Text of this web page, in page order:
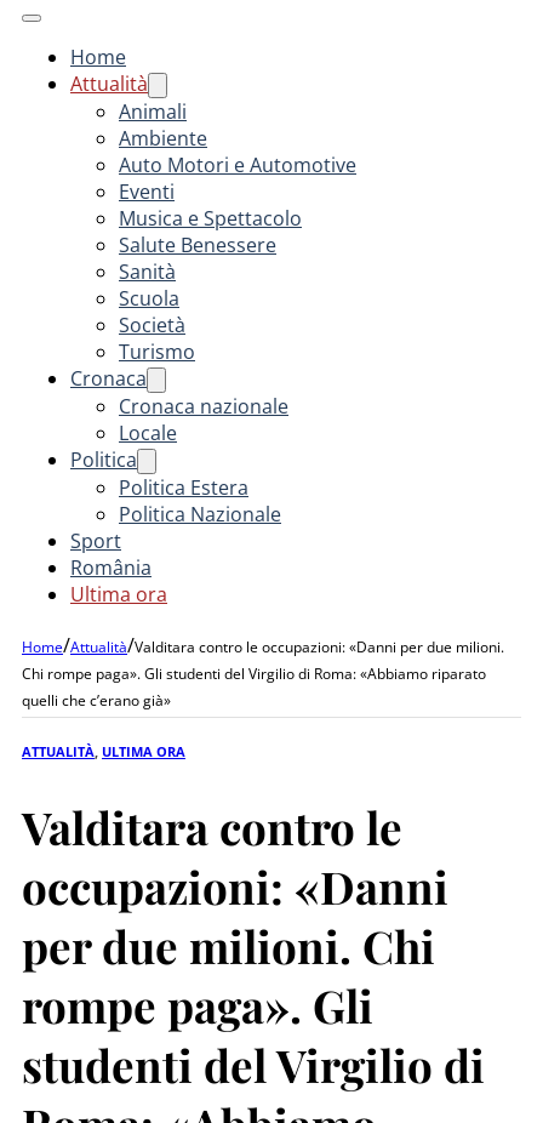
Home
Attualità
Animali
Ambiente
Auto Motori e Automotive
Eventi
Musica e Spettacolo
Salute Benessere
Sanità
Scuola
Società
Turismo
Cronaca
Cronaca nazionale
Locale
Politica
Politica Estera
Politica Nazionale
Sport
România
Ultima ora
Home/Attualità/Valditara contro le occupazioni: «Danni per due milioni.
Chi rompe paga». Gli studenti del Virgilio di Roma: «Abbiamo riparato
quelli che c’erano già»
ATTUALITÀ ULTIMA ORA
Valditara contro le
occupazioni: «Danni
per due milioni. Chi
rompe paga». Gli
studenti del Virgilio di